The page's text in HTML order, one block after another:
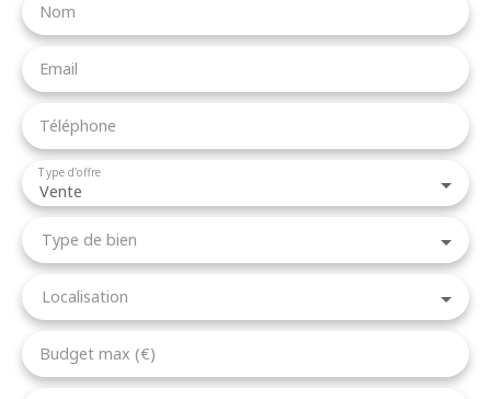
Nom
Email
Téléphone
Vente
Type d'offre
Type de bien
Localisation
Budget max (€)